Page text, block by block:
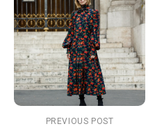
PREVIOUS POST